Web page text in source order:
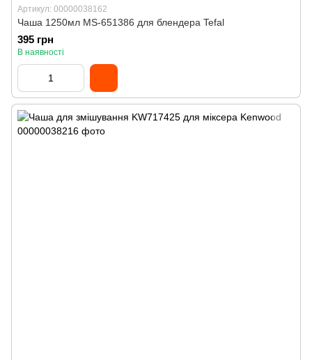
Артикул: 00000038162
Чаша 1250мл MS-651386 для блендера Tefal
395 грн
В наявності